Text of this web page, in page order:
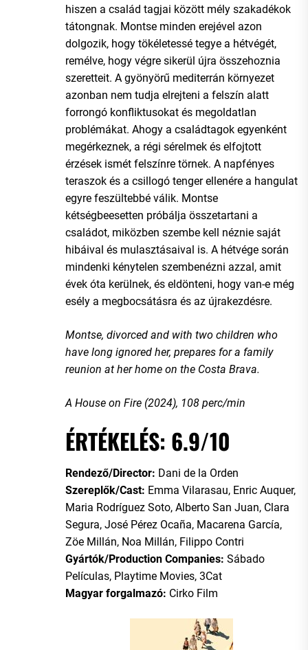
hiszen a család tagjai között mély szakadékok
tátongnak. Montse minden erejével azon
dolgozik, hogy tökéletessé tegye a hétvégét,
remélve, hogy végre sikerül újra összehoznia
szeretteit. A gyönyörű mediterrán környezet
azonban nem tudja elrejteni a felszín alatt
forrongó konfliktusokat és megoldatlan
problémákat. Ahogy a családtagok egyenként
megérkeznek, a régi sérelmek és elfojtott
érzések ismét felszínre törnek. A napfényes
teraszok és a csillogó tenger ellenére a hangulat
egyre feszültebbé válik. Montse
kétségbeesetten próbálja összetartani a
családot, miközben szembe kell néznie saját
hibáival és mulasztásaival is. A hétvége során
mindenki kénytelen szembenézni azzal, amit
évek óta kerülnek, és eldönteni, hogy van-e még
esély a megbocsátásra és az újrakezdésre.
Montse, divorced and with two children who
have long ignored her, prepares for a family
reunion at her home on the Costa Brava.
A House on Fire (2024), 108 perc/min
ÉRTÉKELÉS: 6.9/10
Rendező/Director: Dani de la Orden
Szereplők/Cast: Emma Vilarasau, Enric Auquer,
Maria Rodríguez Soto, Alberto San Juan, Clara
Segura, José Pérez Ocaña, Macarena García,
Zöe Millán, Noa Millán, Filippo Contri
Gyártók/Production Companies: Sábado
Películas, Playtime Movies, 3Cat
Magyar forgalmazó: Cirko Film